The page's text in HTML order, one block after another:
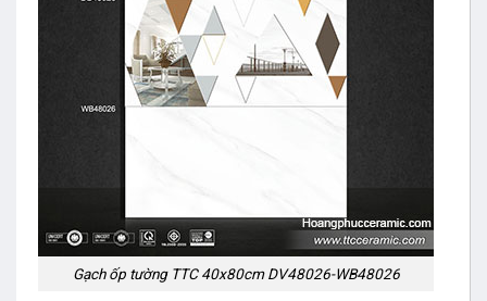
Gạch ốp tường TTC 40x80cm DV48026-WB48026